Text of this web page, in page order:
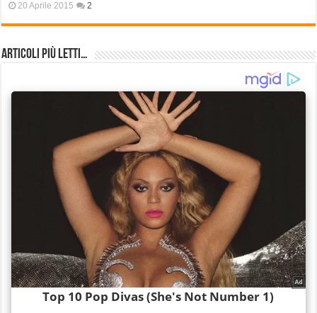
20 Aprile 2015 2
Articoli più Letti…